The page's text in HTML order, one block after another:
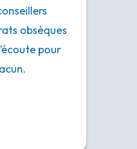
obsèques
pour